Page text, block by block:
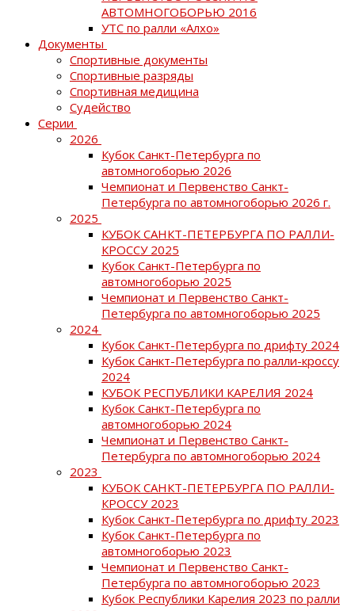
АВТОМНОГОБОРЬЮ 2016
УТС по ралли «Алхо»
Документы
Спортивные документы
Спортивные разряды
Спортивная медицина
Судейство
Серии
2026
Кубок Санкт-Петербурга по
автомногоборью 2026
Чемпионат и Первенство Санкт-
Петербурга по автомногоборью 2026 г.
2025
КУБОК САНКТ-ПЕТЕРБУРГА ПО РАЛЛИ-
КРОССУ 2025
Кубок Санкт-Петербурга по
автомногоборью 2025
Чемпионат и Первенство Санкт-
Петербурга по автомногоборью 2025
2024
Кубок Санкт-Петербурга по дрифту 2024
Кубок Санкт-Петербурга по ралли-кроссу
2024
КУБОК РЕСПУБЛИКИ КАРЕЛИЯ 2024
Кубок Санкт-Петербурга по
автомногоборью 2024
Чемпионат и Первенство Санкт-
Петербурга по автомногоборью 2024
2023
КУБОК САНКТ-ПЕТЕРБУРГА ПО РАЛЛИ-
КРОССУ 2023
Кубок Санкт-Петербурга по дрифту 2023
Кубок Санкт-Петербурга по
автомногоборью 2023
Чемпионат и Первенство Санкт-
Петербурга по автомногоборью 2023
Кубок Республики Карелия 2023 по ралли